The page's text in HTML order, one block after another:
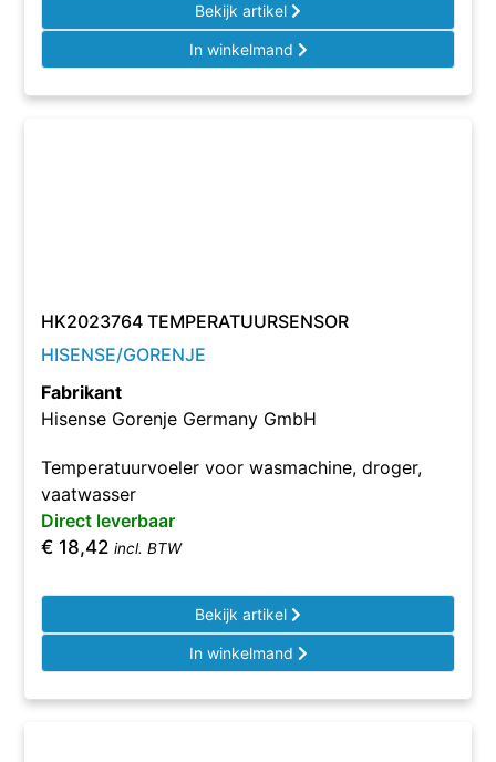
Bekijk artikel
In winkelmand
HK2023764 TEMPERATUURSENSOR
HISENSE/GORENJE
Fabrikant
Hisense Gorenje Germany GmbH
Temperatuurvoeler voor wasmachine, droger,
vaatwasser
Direct leverbaar
€ 18,42 incl. BTW
Bekijk artikel
In winkelmand